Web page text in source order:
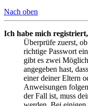
Nach oben
Ich habe mich
Überprüfe zuerst,
richtige Passwort
gibt es zwei
angegeben hast,
einer deiner Eltern
Anweisungen
der Fall ist, muss